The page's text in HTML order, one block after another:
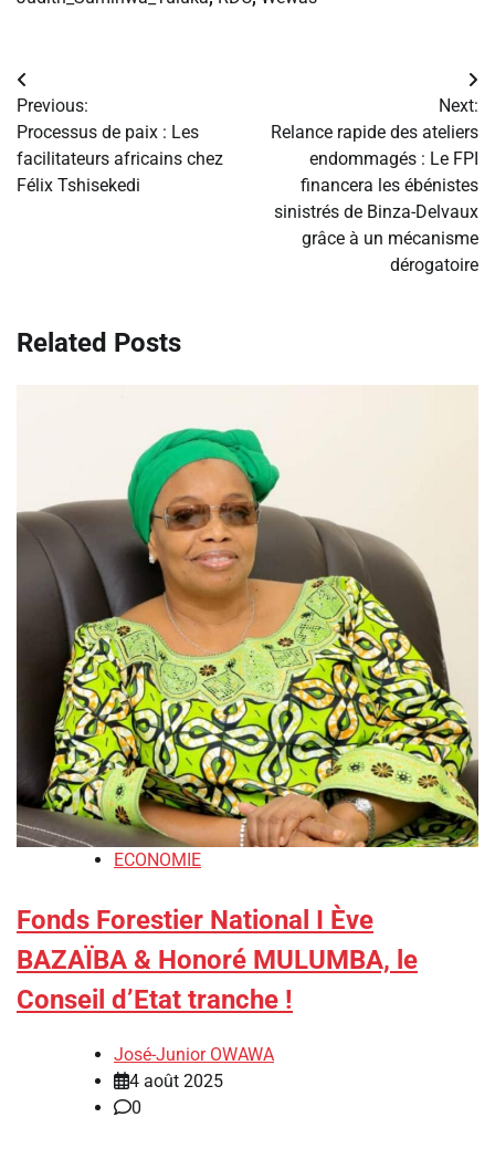
Navigation
de
l’article
Previous:
Processus de paix : Les
facilitateurs africains chez
Félix Tshisekedi
Next:
Relance rapide des ateliers
endommagés : Le FPI
financera les ébénistes
sinistrés de Binza-Delvaux
grâce à un mécanisme
dérogatoire
Related Posts
ECONOMIE
Fonds Forestier National I Ève
BAZAÏBA & Honoré MULUMBA, le
Conseil d’Etat tranche !
José-Junior OWAWA
4 août 2025
0